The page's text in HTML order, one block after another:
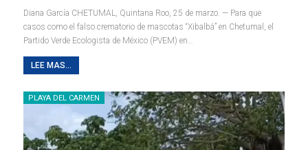
Diana García CHETUMAL, Quintana Roo, 25 de marzo. — Para que
casos como el falso crematorio de mascotas “Xibalbá” en Chetumal, el
Partido Verde Ecologista de México (PVEM) en
LEE MAS...
PLAYA DEL CARMEN